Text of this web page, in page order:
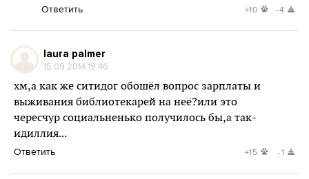
Ответить +10 -4
laura palmer
15.09.2014 19:46
хм,а как же ситидог обошёл вопрос зарплаты и
выживания библиотекарей на неё?или это
чересчур социальненько получилось бы,а так-
идиллия...
Ответить +15 -1